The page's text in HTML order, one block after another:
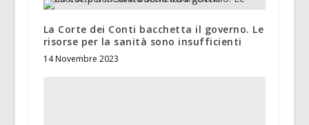
La Corte dei Conti bacchetta il governo. Le
risorse per la sanità sono insufficienti
14 Novembre 2023